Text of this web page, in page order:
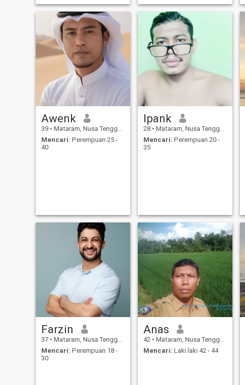
many criteria will actually
make it difficult, for example,
if the criteria are met and
after further introductions
occur, there are lots of
incompatibilities. The best
match is after
communication. My higher
education history:
s1_Architectural Engineering,
s2_Philosophy,
s3_Philosophy. The three
levels of higher education
were pursued at one of the
(my country).
you're looking for people who
are less accurate. I'm als
Awenk
39 • Mataram, Nusa Tenggara Barat, Indonesia
Mencari: Perempuan 25 -
40
Ipank
28 • Mataram, Nusa Tenggara Barat, Indonesia
Mencari: Perempuan 20 -
35
Farzin
37 • Mataram, Nusa Tenggara Barat, Indonesia
Mencari: Perempuan 18 -
30
Anas
42 • Mataram, Nusa Tenggara Barat, Indonesia
Mencari: Laki laki 42 - 44